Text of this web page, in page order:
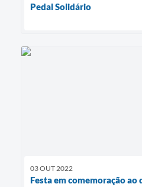
Pedal Solidário
03 OUT 2022
Festa em comemoração ao